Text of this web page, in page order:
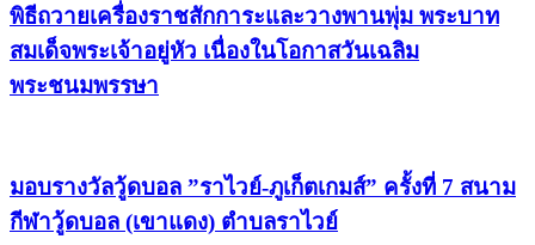
พิธีถวายเครื่องราชสักการะและวางพานพุ่ม พระบาท
สมเด็จพระเจ้าอยู่หัว เนื่องในโอกาสวันเฉลิม
พระชนมพรรษา
มอบรางวัลวู้ดบอล ”ราไวย์-ภูเก็ตเกมส์” ครั้งที่ 7 สนาม
กีฬาวู้ดบอล (เขาแดง) ตำบลราไวย์